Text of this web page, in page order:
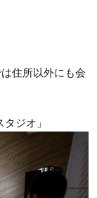
住所以外にも会
ジオ」